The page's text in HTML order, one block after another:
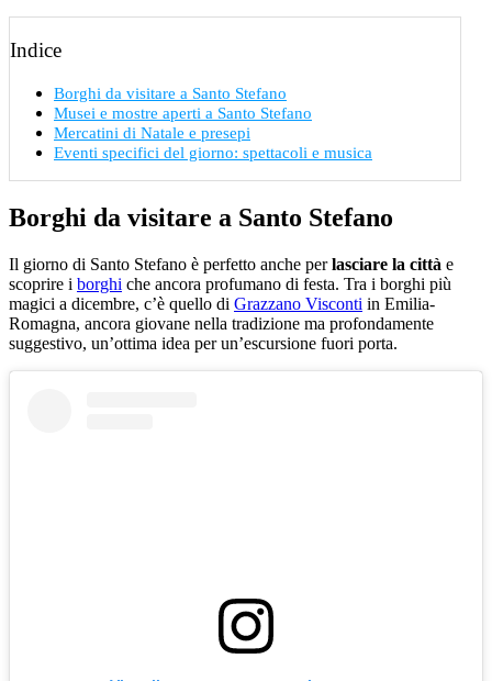
Indice
Borghi da visitare a Santo Stefano
Musei e mostre aperti a Santo Stefano
Mercatini di Natale e presepi
Eventi specifici del giorno: spettacoli e musica
Borghi da visitare a Santo Stefano
Il giorno di Santo Stefano è perfetto anche perlasciare la città e
scoprire i borghi che ancora profumano di festa. Tra i borghi più
magici a dicembre, c’è quello di Grazzano Visconti in Emilia-
Romagna, ancora giovane nella tradizione ma profondamente
suggestivo, un’ottima idea per un’escursione fuori porta.